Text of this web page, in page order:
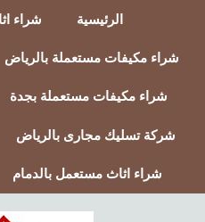
الرئيسية شراء
شراء مكيفات مستعملة بالرياض
شراء مكيفات مستعملة بجدة
شركة تسليك مجارى بالرياض
شراء اثاث مستعمل بالدمام